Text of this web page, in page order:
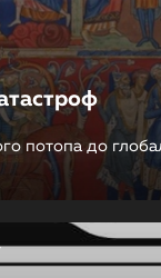
потопа до